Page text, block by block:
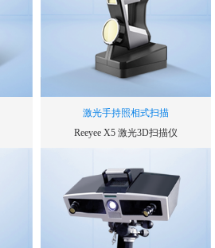
测量精度
0.03mm
帧扫描区域
250*250
激光手持照相式扫描
Reeyee X5 激光3D扫描仪